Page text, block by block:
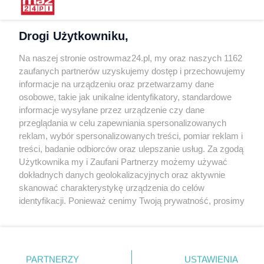
Warunki korzystania
Kontakt
INFORMATOR
Bankomaty
Msze święte
Nocna pomoc lekarska
Taxi
REKLAMA
Banery i artykuły
Reklama wideo
Copyright 2010-2026 OstrowMaz24.pl. Realizacja:PRO-
Drogi Użytkowniku,
Na naszej stronie ostrowmaz24.pl, my oraz naszych 1162
zaufanych partnerów uzyskujemy dostęp i przechowujemy
informacje na urządzeniu oraz przetwarzamy dane
osobowe, takie jak unikalne identyfikatory, standardowe
informacje wysyłane przez urządzenie czy dane
przeglądania w celu zapewniania spersonalizowanych
reklam, wybór spersonalizowanych treści, pomiar reklam i
treści, badanie odbiorców oraz ulepszanie usług. Za zgodą
Użytkownika my i Zaufani Partnerzy możemy używać
dokładnych danych geolokalizacyjnych oraz aktywnie
skanować charakterystykę urządzenia do celów
identyfikacji. Ponieważ cenimy Twoją prywatność, prosimy
prywatności znajdujący się w lewym dolnym rogu strony
PARTNERZY USTAWIENIA